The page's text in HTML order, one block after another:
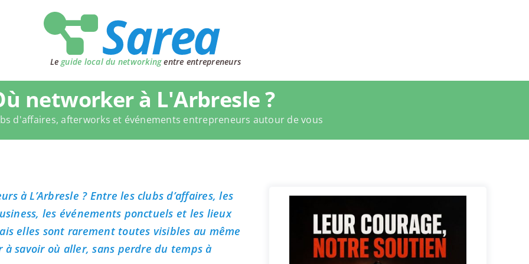
Le guide local du networkingentre entrepreneurs
networker à L'Arbresle ?
d'affaires, afterworks et événements entrepreneurs autour de vous
à L’Arbresle ? Entre les clubs d’affaires, les
les événements ponctuels et les lieux
elles sont rarement toutes visibles au même
savoir où aller, sans perdre du temps à